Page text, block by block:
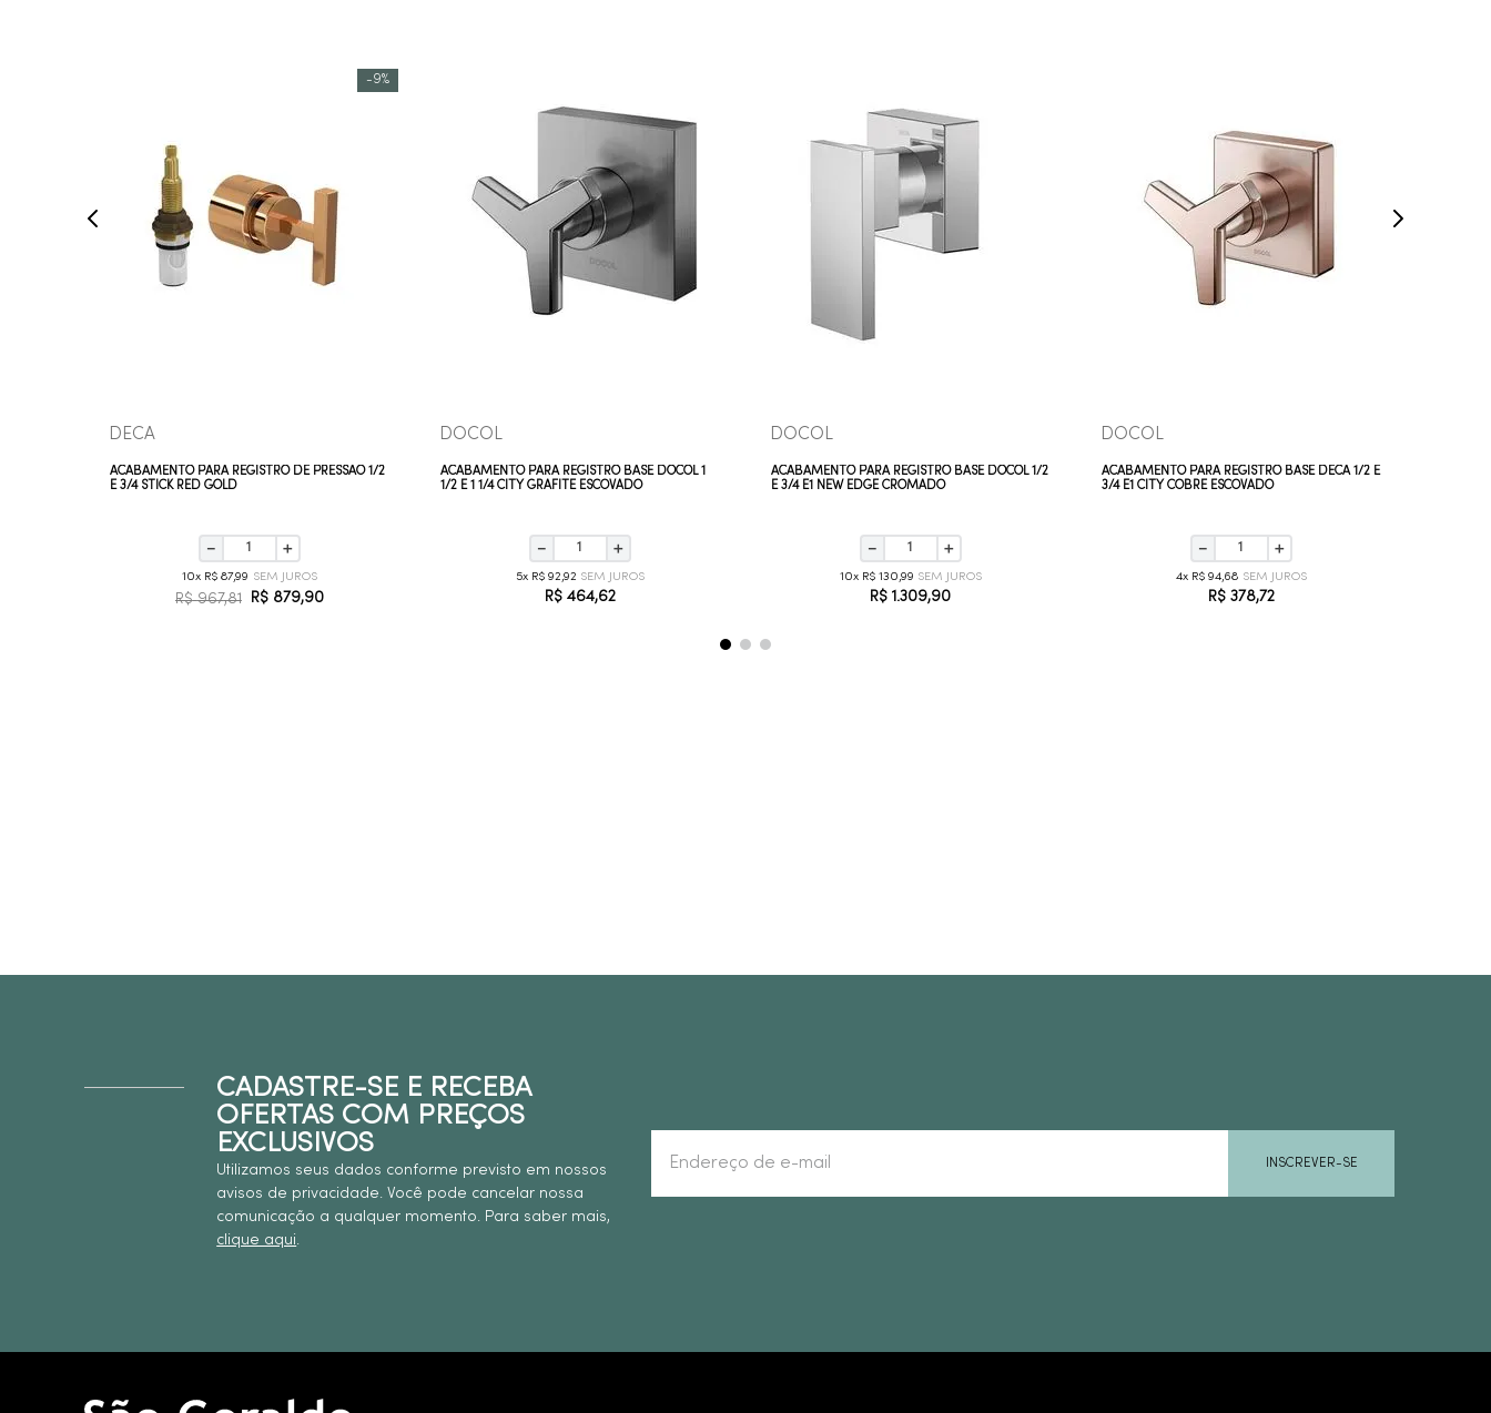
-9%
COMPRAR AGORA
DECA
ACABAMENTO PARA REGISTRO DE PRESSÃO 1/2
E 3/4 STICK RED GOLD
＋
－
10 R$ 87,99
R$ 967,81 R$ 879,90
COMPRAR AGORA
DOCOL
ACABAMENTO PARA REGISTRO BASE DOCOL 1
1/2 E 1 1/4 CITY GRAFITE ESCOVADO
＋
－
5 R$ 92,92
R$ 464,62
COMPRAR AGORA
DOCOL
ACABAMENTO PARA REGISTRO BASE DOCOL 1/2
E 3/4 E1 NEW EDGE CROMADO
＋
－
10 R$ 130,99
R$ 1 .309,90
COMPRAR AGORA
DOCOL
ACABAMENTO PARA REGISTRO BASE DECA 1/2 E
3/4 E1 CITY COBRE ESCOVADO
＋
－
4 R$ 94,68
R$ 378,72
CADASTRE-SE E RECEBA
OFERTAS COM PREÇOS
EXCLUSIVOS
Utilizamos seus dados conforme previsto em nossos
avisos de privacidade. Você pode cancelar nossa
comunicação a qualquer momento. Para saber mais,
clique aqui.
INSCREVER-SE